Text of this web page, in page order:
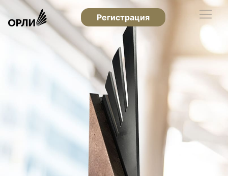
Регистрация